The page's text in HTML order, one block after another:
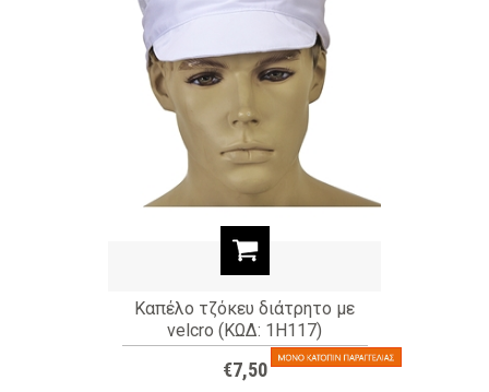
Καπέλο τζόκευ διάτρητο με
velcro (ΚΩΔ: 1H117)
€7,50